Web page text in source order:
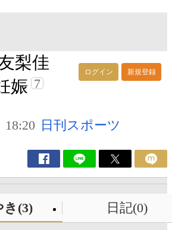
ログイン 新規登録
梨佳
娠 7
18:20 日刊スポーツ
(3) 日記(0)